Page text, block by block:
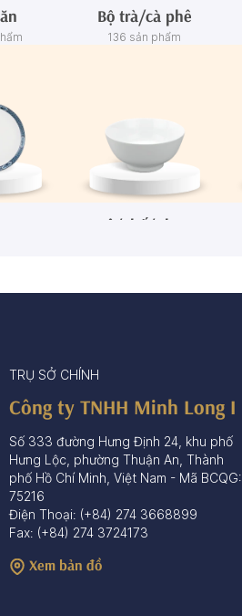
Bộ trà/cà phê
136 sản phẩm
Tô/Thố/Khay
TRỤ SỞ CHÍNH
Công ty TNHH Minh Long I
Số 333 đường Hưng Định 24, khu phố
Hưng Lộc, phường Thuận An, Thành
phố Hồ Chí Minh, Việt Nam - Mã BCQG:
75216
Điện Thoại: (+84) 274 3668899
Fax: (+84) 274 3724173
Xem bản đồ